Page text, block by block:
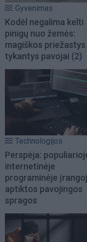
Gyvenimas
Kodėl negalima kelti
pinigų nuo žemės:
magiškos priežastys
tykantys pavojai (2)
Technologijos
Perspėja:
internetinėje
programinėje
aptiktos pavojingos
spragos